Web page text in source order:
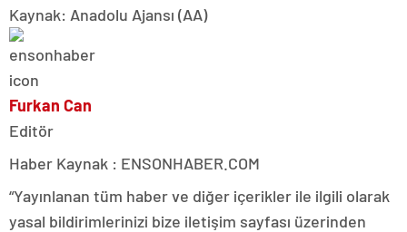
Kaynak: Anadolu Ajansı (AA)
Furkan Can
Editör
Haber Kaynak : ENSONHABER.COM
“Yayınlanan tüm haber ve diğer içerikler ile ilgili olarak
yasal bildirimlerinizi bize iletişim sayfası üzerinden